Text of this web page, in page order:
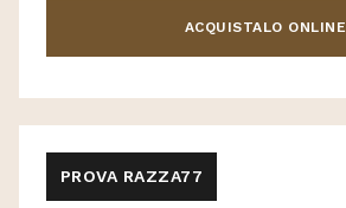
ACQUISTALO ONLINE
PROVA RAZZA77